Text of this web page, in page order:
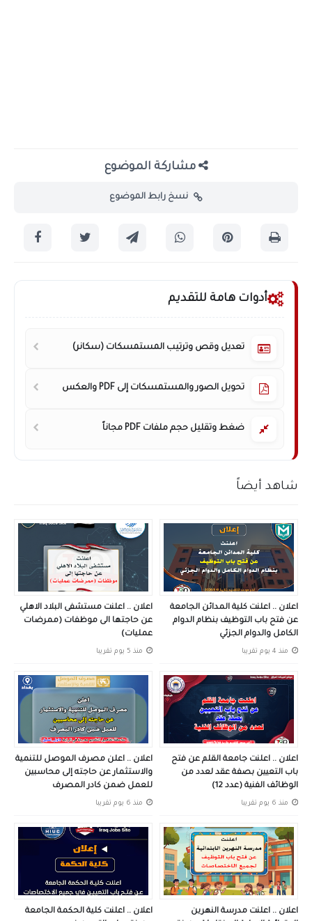
مشاركة الموضوع
نسخ رابط الموضوع
أدوات هامة للتقديم
تعديل وقص وترتيب المستمسكات (سكانر)
تحويل الصور والمستمسكات إلى PDF والعكس
ضغط وتقليل حجم ملفات PDF مجاناً
شاهد أيضاً
اعلان .. اعلنت كلية المدائن الجامعة
عن فتح باب التوظيف بنظام الدوام
الكامل والدوام الجزئي
منذ 4 يوم تقريبا
اعلان .. اعلنت مستشفى البلاد الاهلي
عن حاجتها الى موظفات (ممرضات
عمليات)
منذ 5 يوم تقريبا
اعلان .. اعلنت جامعة القلم عن فتح
باب التعيين بصفة عقد لعدد من
الوظائف الفنية (عدد 12)
منذ 6 يوم تقريبا
اعلان .. اعلن مصرف الموصل للتنمية
والاستثمار عن حاجته إلى محاسبين
للعمل ضمن كادر المصرف
منذ 6 يوم تقريبا
اعلان .. اعلنت مدرسة النهرين
اعلان .. اعلنت كلية الحكمة الجامعة